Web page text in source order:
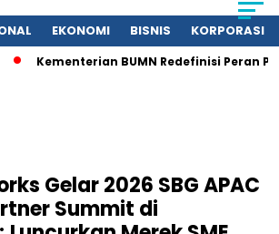
EKONOMI BISNIS KORPORASI
Kementerian BUMN Redefinisi Peran
Gelar 2026 SBG APAC
Summit di